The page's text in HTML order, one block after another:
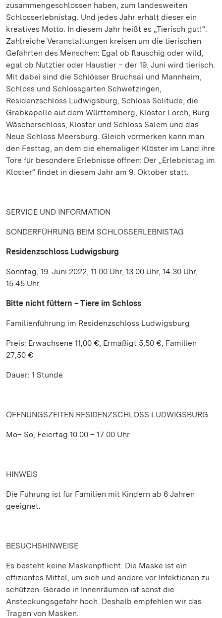
zusammengeschlossen haben, zum landesweiten
Schlosserlebnistag. Und jedes Jahr erhält dieser ein
kreatives Motto. In diesem Jahr heißt es „Tierisch gut!“.
Zahlreiche Veranstaltungen kreisen um die tierischen
Gefährten des Menschen: Egal ob flauschig oder wild,
egal ob Nutztier oder Haustier – der 19. Juni wird tierisch.
Mit dabei sind die Schlösser Bruchsal und Mannheim,
Schloss und Schlossgarten Schwetzingen,
Residenzschloss Ludwigsburg, Schloss Solitude, die
Grabkapelle auf dem Württemberg, Kloster Lorch, Burg
Wäscherschloss, Kloster und Schloss Salem und das
Neue Schloss Meersburg. Gleich vormerken kann man
den Festtag, an dem die ehemaligen Klöster im Land ihre
Tore für besondere Erlebnisse öffnen: Der „Erlebnistag im
Kloster“ findet in diesem Jahr am 9. Oktober statt.
SERVICE UND INFORMATION
SONDERFÜHRUNG BEIM SCHLOSSERLEBNISTAG
Residenzschloss Ludwigsburg
Sonntag, 19. Juni 2022, 11.00 Uhr, 13.00 Uhr, 14.30 Uhr,
15.45 Uhr
Bitte nicht füttern – Tiere im Schloss
Familienführung im Residenzschloss Ludwigsburg
Preis: Erwachsene 11,00 €, Ermäßigt 5,50 €, Familien
27,50 €
Dauer: 1 Stunde
ÖFFNUNGSZEITEN RESIDENZSCHLOSS LUDWIGSBURG
Mo– So, Feiertag 10.00 – 17.00 Uhr
HINWEIS
Die Führung ist für Familien mit Kindern ab 6 Jahren
geeignet.
BESUCHSHINWEISE
Es besteht keine Maskenpflicht. Die Maske ist ein
effizientes Mittel, um sich und andere vor Infektionen zu
schützen. Gerade in Innenräumen ist sonst die
Ansteckungsgefahr hoch. Deshalb empfehlen wir das
Tragen von Masken.